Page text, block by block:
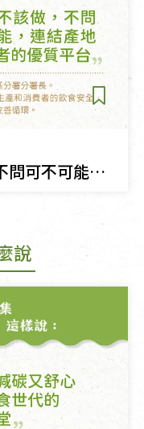
林美華：只問該不該做，不問可不可能，連結產地和消費者的優質平台
說